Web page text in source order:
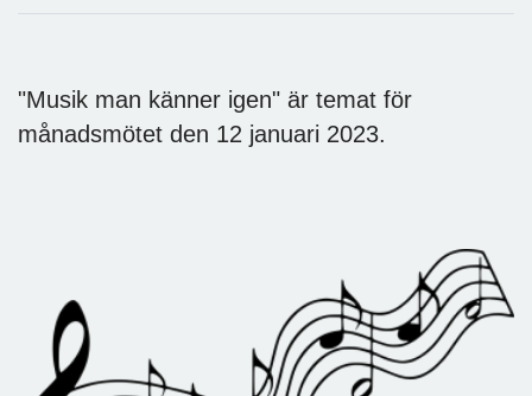
"Musik man känner igen" är temat för
månadsmötet den 12 januari 2023.